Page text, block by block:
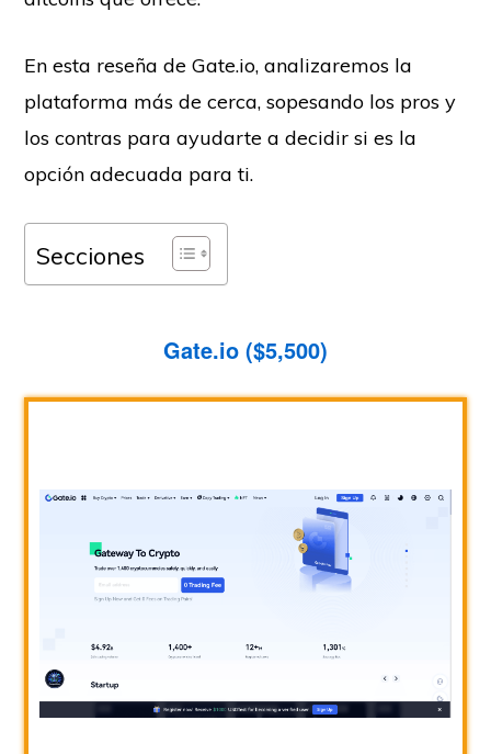
En esta reseña de Gate.io, analizaremos la
plataforma más de cerca, sopesando los pros y
los contras para ayudarte a decidir si es la
opción adecuada para ti.
Secciones
Gate.io ($5,500)